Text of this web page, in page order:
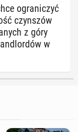
ogra­ni­czyć
czyn­szów
z góry
w